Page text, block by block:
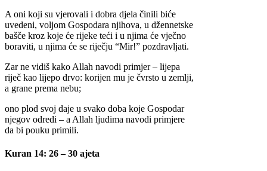
A oni koji su vjerovali i dobra djela činili biće
uvedeni, voljom Gospodara njihova, u džennetske
bašče kroz koje će rijeke teći i u njima će vječno
boraviti, u njima će se riječju “Mir!” pozdravljati.
Zar ne vidiš kako Allah navodi primjer – lijepa
riječ kao lijepo drvo: korijen mu je čvrsto u zemlji,
a grane prema nebu;
ono plod svoj daje u svako doba koje Gospodar
njegov odredi – a Allah ljudima navodi primjere
da bi pouku primili.
Kuran 14: 26 – 30 ajeta